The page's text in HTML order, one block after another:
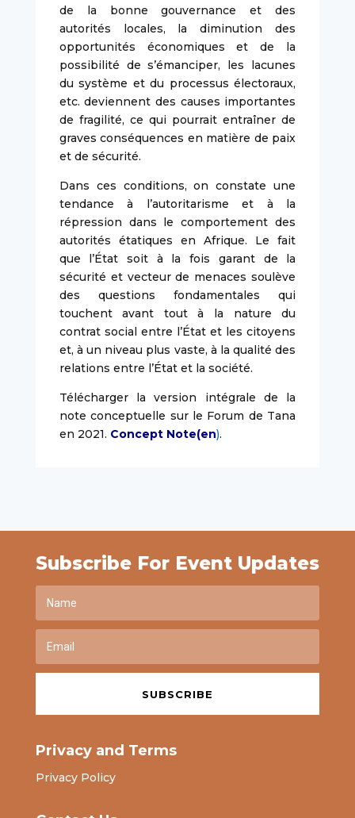
de la bonne gouvernance et des
autorités locales, la diminution des
opportunités économiques et de la
possibilité de s’émanciper, les lacunes
du système et du processus électoraux,
etc. deviennent des causes importantes
de fragilité, ce qui pourrait entraîner de
graves conséquences en matière de paix
et de sécurité.
Dans ces conditions, on constate une
tendance à l’autoritarisme et à la
répression dans le comportement des
autorités étatiques en Afrique. Le fait
que l’État soit à la fois garant de la
sécurité et vecteur de menaces soulève
des questions fondamentales qui
touchent avant tout à la nature du
contrat social entre l’État et les citoyens
et, à un niveau plus vaste, à la qualité des
relations entre l’État et la société.
Télécharger la version intégrale de la
note conceptuelle sur le Forum de Tana
en 2021. Concept Note(en).
Subscribe For Event Updates
SUBSCRIBE
Privacy and Terms
Privacy Policy